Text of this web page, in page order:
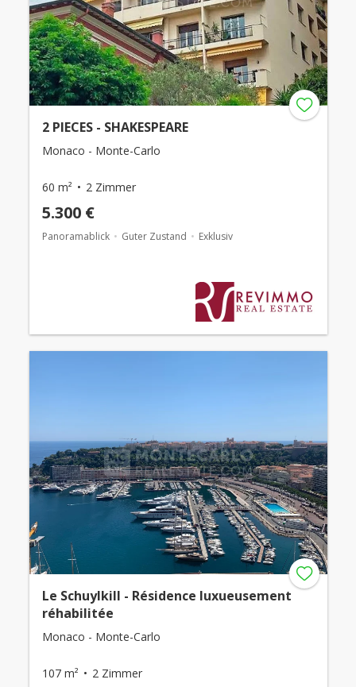
2 PIECES - SHAKESPEARE
Monaco - Monte-Carlo
60 m² 2 Zimmer
5.300 €
Panoramablick Guter Zustand Exklusiv
Le Schuylkill - Résidence luxueusement
réhabilitée
Monaco - Monte-Carlo
107 m² 2 Zimmer